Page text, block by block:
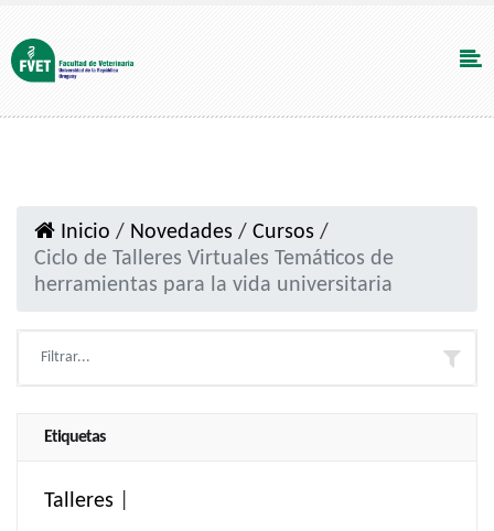
Inicio / Novedades / Cursos /
Ciclo de Talleres Virtuales Temáticos de
herramientas para la vida universitaria
Etiquetas
Talleres